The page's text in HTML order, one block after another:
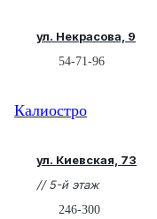
ул. Некрасова, 9
54-71-96
Калиостро
ул. Киевская, 73
// 5-й этаж
246-300